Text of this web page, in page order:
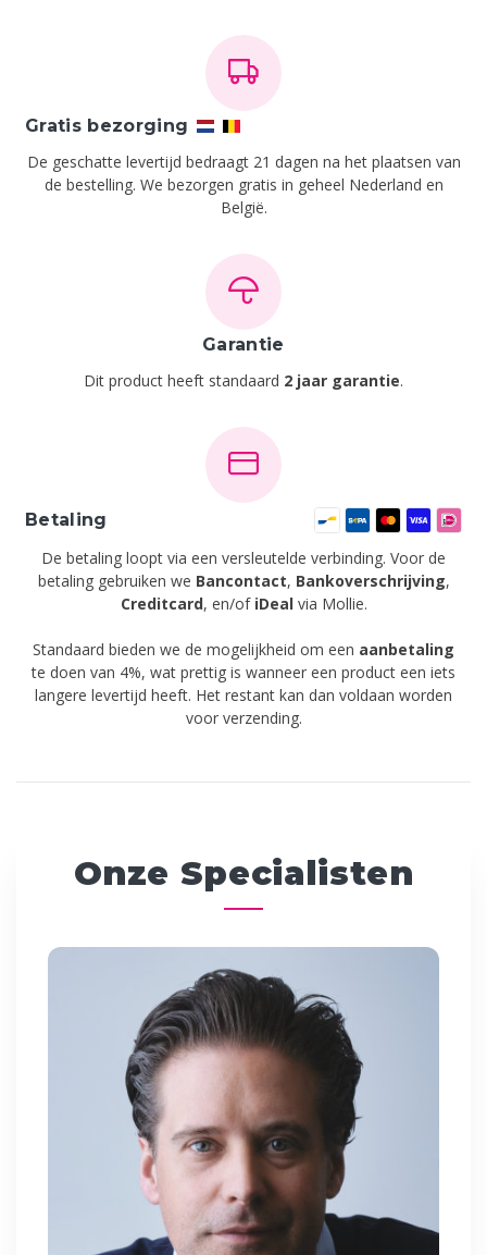
Gratis bezorging
De geschatte levertijd bedraagt 21 dagen na het plaatsen van
de bestelling. We bezorgen gratis in geheel Nederland en
België.
Garantie
Dit product heeft standaard 2 jaar garantie.
Betaling
De betaling loopt via een versleutelde verbinding. Voor de
betaling gebruiken we Bancontact, Bankoverschrijving,
Creditcard, en/of iDeal via Mollie.
Standaard bieden we de mogelijkheid om een aanbetaling
te doen van 4%, wat prettig is wanneer een product een iets
langere levertijd heeft. Het restant kan dan voldaan worden
voor verzending.
Onze Specialisten